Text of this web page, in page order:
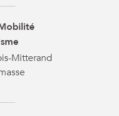
Mitterand